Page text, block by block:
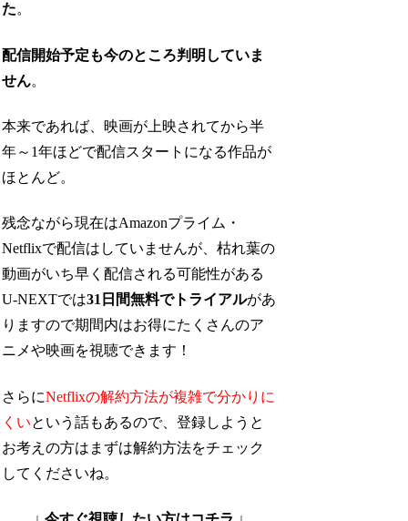
た。
配信開始予定も今のところ判明していま
せん。
本来であれば、映画が上映されてから半
年～1年ほどで配信スタートになる作品が
ほとんど。
残念ながら現在はAmazonプライム・
Netflixで配信はしていませんが、枯れ葉の
動画がいち早く配信される可能性がある
U-NEXTでは31日間無料でトライアルがあ
りますので期間内はお得にたくさんのア
ニメや映画を視聴できます！
さらにNetflixの解約方法が複雑で分かりに
くいという話もあるので、登録しようと
お考えの方はまずは解約方法をチェック
してくださいね。